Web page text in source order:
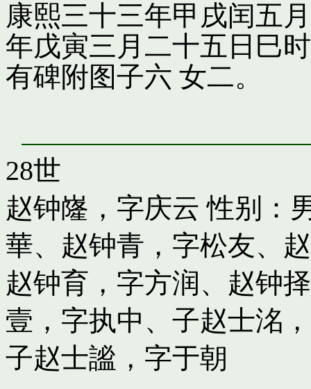
康熙三十三年甲戌闰五
年戊寅三月二十五日巳
有碑附图子六 女二。
28世
赵钟嶐，字庆云 性别：
華、 赵钟青，字松友、
赵钟育，字方润 、 赵钟
壹，字执中 、子赵士洺
子赵士謐，字于朝